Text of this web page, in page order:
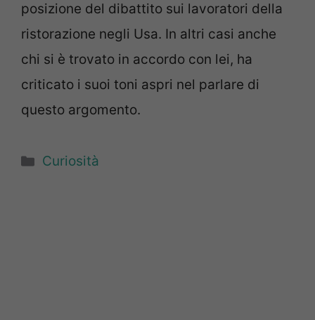
posizione del dibattito sui lavoratori della
ristorazione negli Usa. In altri casi anche
chi si è trovato in accordo con lei, ha
criticato i suoi toni aspri nel parlare di
questo argomento.
Categorie
Curiosità